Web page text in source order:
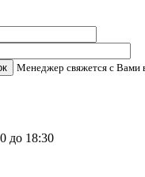
Менеджер свяжется с Вами
до 18:30